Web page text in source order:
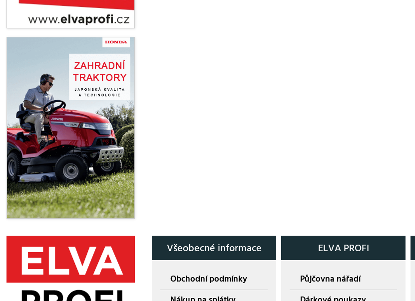
Všeobecné informace
Obchodní podmínky
ELVA PROFI
Půjčovna nářadí